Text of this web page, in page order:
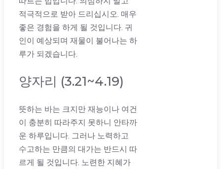
적극적으로 받아 드리십시오. 매우
좋은 경험을 하게 될 것입니다. 귀
인이 예상되며 재물이 불어나는 하
루가 되겠습니다.
양자리 (3.21~4.19)
뜻하는 바는 크지만 재능이나 여건
이 충분히 따라주지 못하니 안타까
운 하루입니다. 그러나 노력하고
수고하는 만큼의 대가는 반드시 따
르게 될 것입니다. 노련한 지혜가